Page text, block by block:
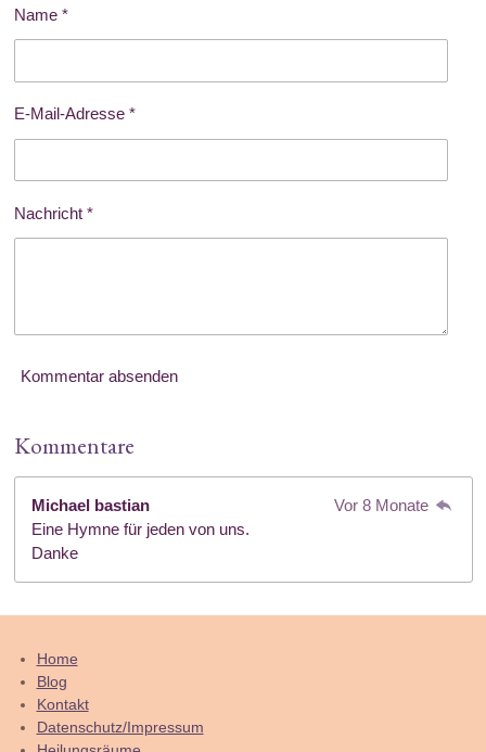
Name *
E-Mail-Adresse *
Nachricht *
Kommentar absenden
Kommentare
Michael bastian
Vor 8 Monate
Eine Hymne für jeden von uns.
Danke
Home
Blog
Kontakt
Datenschutz/Impressum